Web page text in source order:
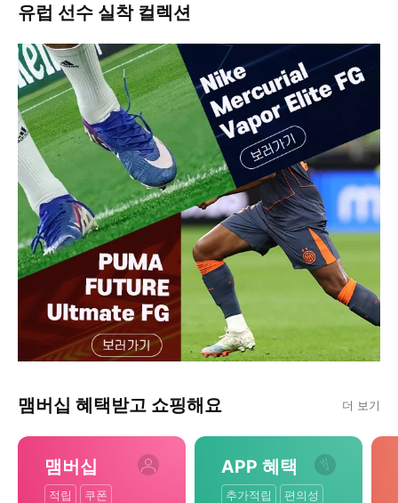
유럽 선수 실착 컬렉션
맴버십 혜택받고 쇼핑해요 더 보기
맴버십
적립 쿠폰
APP 혜택
추가적립 편의성